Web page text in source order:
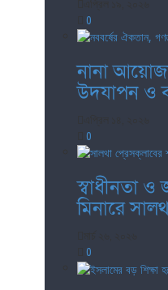
0
নানা
উদযাপন ও
0
স্বাধীনতা
মিনারে
0